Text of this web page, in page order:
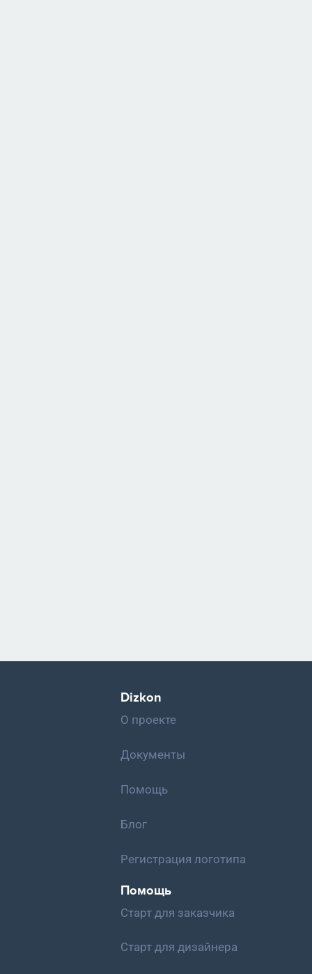
Dizkon
О проекте
Документы
Помощь
Блог
Регистрация логотипа
Помощь
Старт для заказчика
Старт для дизайнера